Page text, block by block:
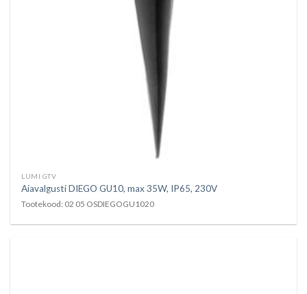
LUMI GTV
Aiavalgusti DIEGO GU10, max 35W, IP65, 230V
Tootekood: 02 05 OSDIEGOGU1020